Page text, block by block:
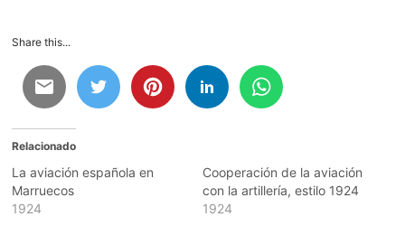
Share this...
Relacionado
La aviación española en
Marruecos
1924
Cooperación de la aviación
con la artillería, estilo 1924
1924